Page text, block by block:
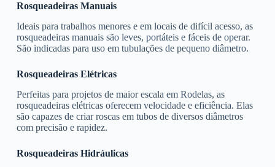
Rosqueadeiras Manuais
Ideais para trabalhos menores e em locais de difícil acesso, as
rosqueadeiras manuais são leves, portáteis e fáceis de operar.
São indicadas para uso em tubulações de pequeno diâmetro.
Rosqueadeiras Elétricas
Perfeitas para projetos de maior escala em Rodelas, as
rosqueadeiras elétricas oferecem velocidade e eficiência. Elas
são capazes de criar roscas em tubos de diversos diâmetros
com precisão e rapidez.
Rosqueadeiras Hidráulicas